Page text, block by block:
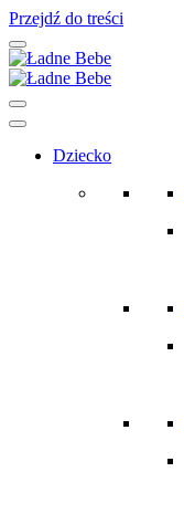
Przejdź do treści
Main
Navigation
Dziecko